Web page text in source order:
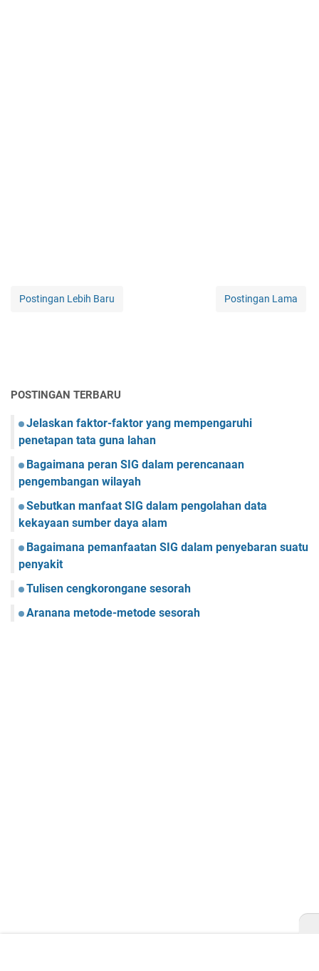
Postingan Lebih Baru Postingan Lama
POSTINGAN TERBARU
Jelaskan faktor-faktor yang mempengaruhi
penetapan tata guna lahan
Bagaimana peran SIG dalam perencanaan
pengembangan wilayah
Sebutkan manfaat SIG dalam pengolahan data
kekayaan sumber daya alam
Bagaimana pemanfaatan SIG dalam penyebaran suatu
penyakit
Tulisen cengkorongane sesorah
Aranana metode-metode sesorah